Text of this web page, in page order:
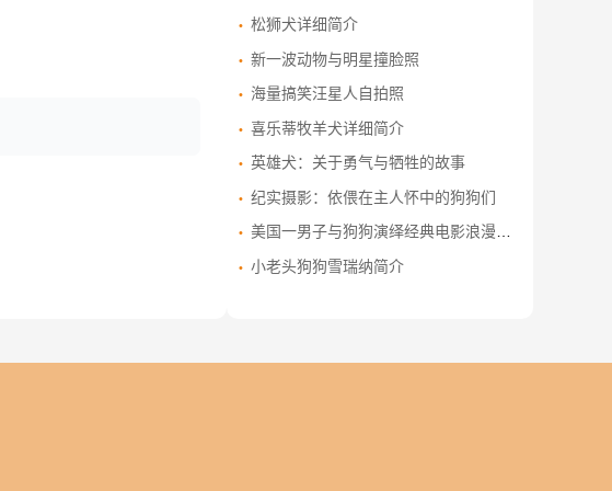
松狮犬详细简介
新一波动物与明星撞脸照
海量搞笑汪星人自拍照
喜乐蒂牧羊犬详细简介
英雄犬：关于勇气与牺牲的故事
纪实摄影：依偎在主人怀中的狗狗们
美国一男子与狗狗演绎经典电影浪漫场景
小老头狗狗雪瑞纳简介